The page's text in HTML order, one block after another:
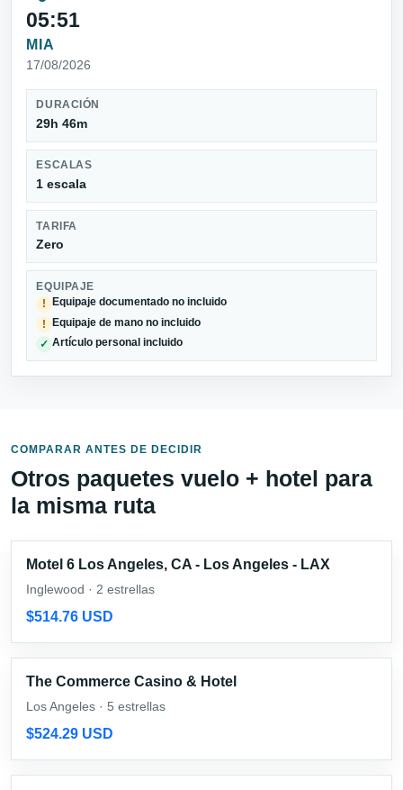
05:51
MIA
17/08/2026
DURACIÓN
29h 46m
ESCALAS
1 escala
TARIFA
Zero
EQUIPAJE
!
Equipaje documentado no incluido
! Equipaje de mano no incluido
✓ Artículo personal incluido
COMPARAR ANTES DE DECIDIR
Otros paquetes vuelo + hotel para
la misma ruta
Motel 6 Los Angeles, CA - Los Angeles - LAX
Inglewood · 2 estrellas
$514.76 USD
The Commerce Casino & Hotel
Los Angeles · 5 estrellas
$524.29 USD